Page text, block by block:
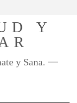
Y
y Sana.